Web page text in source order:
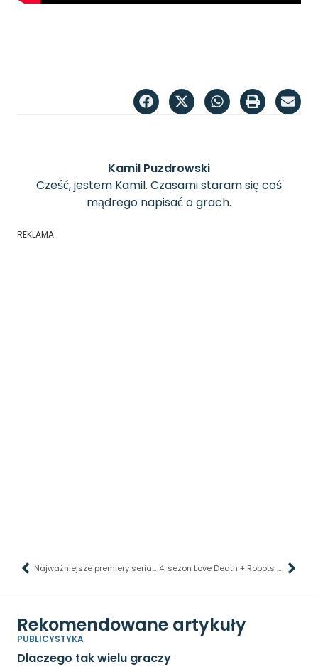
Kamil Puzdrowski
Cześć, jestem Kamil. Czasami staram się coś
mądrego napisać o grach.
REKLAMA
Najważniejsze premiery seriali – Co warto obejrzeć? 4. sezon Love Death + Robots na nowym zwiastunie. Będzie epicko
Rekomendowane artykuły
PUBLICYSTYKA
Dlaczego tak wielu graczy